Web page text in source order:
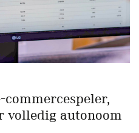
volledig autonoom